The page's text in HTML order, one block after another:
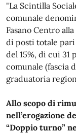
"La Scintilla
comunale
Fasano Centro
di posti totale
del 15%, di cui 31
comunale (fascia
graduatoria
Allo scopo di
nell’erogazione
“Doppio turno”